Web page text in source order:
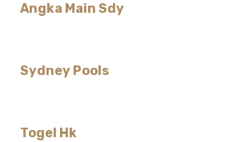
Angka Main Sdy
Sydney Pools
Togel Hk